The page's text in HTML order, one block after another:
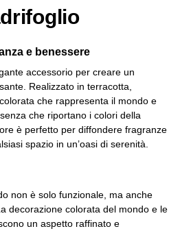
e benessere
accessorio per creare un
Realizzato in terracotta,
che rappresenta il mondo e
che riportano i colori della
è perfetto per diffondere fragranze
spazio in un’oasi di serenità.
non è solo funzionale, ma anche
decorazione colorata del mondo e le
un aspetto raffinato e